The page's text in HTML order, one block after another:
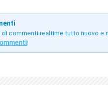
di commenti realtime tutto nuovo
!